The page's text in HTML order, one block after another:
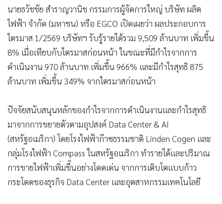
• Motoring
• เกม
• วิทยาศาสตร์
• SMEs
• หุ้น
• อินโดจีน
• Celeb Online
• Factcheck
• ญี่ปุ่น
News1
Gotomanager
และต่างประเทศ เพื่อสร้างรายได้อย่างรวดเร็ว
นายธวัชชัย สำราญวานิช กรรมการผู้จัดการใหญ่ บริษัท ผลิต
ไฟฟ้า จำกัด (มหาชน) หรือ EGCO เปิดเผยว่า ผลประกอบการ
ไตรมาส 1/2569 บริษัทฯ รับรู้รายได้รวม 9,509 ล้านบาท เพิ่มขึ้น
8% เมื่อเทียบกับไตรมาสก่อนหน้า ในขณะที่มีกำไรจากการ
ล้านบาท เพิ่มขึ้น 349% จากไตรมาสก่อนหน้า
ปัจจัยสนับสนุนหลักของกำไรจากการดำเนินงานและกำไรสุทธิ
มาจากการขยายตัวตามอุปสงค์ Data Center & AI
(สหรัฐอเมริกา) โดยโรงไฟฟ้าก๊าซธรรมชาติ Linden Cogen และ
กลุ่มโรงไฟฟ้า Compass ในสหรัฐอเมริกา ทำรายได้และปริมาณ